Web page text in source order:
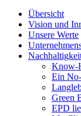
Übersicht
Vision und
Unsere Werte
Know-
Ein
Green
EPD